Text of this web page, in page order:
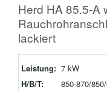
Herd HA 85.5-A
lackiert
Leistung: 7 kW
H/B/T:
850-870/